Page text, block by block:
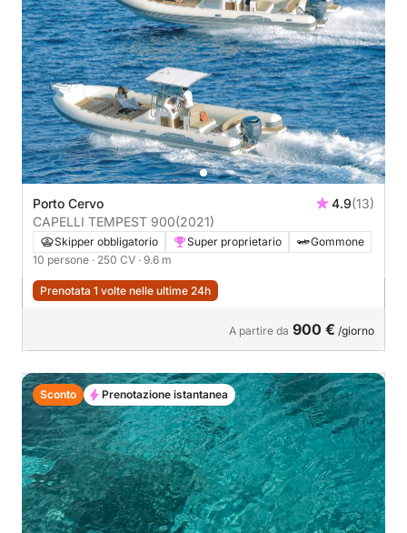
Porto Cervo 4.9(13)
CAPELLI TEMPEST 900(2021)
Skipper obbligatorio Super proprietario
Gommone
10 persone · 250 CV · 9.6 m
Prenotata 1 volte nelle ultime 24h
A partire da 900 € /giorno
Sconto Prenotazione istantanea